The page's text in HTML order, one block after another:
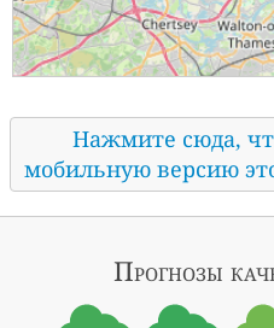
Нажмите сюда,
мобильную версию
Прогнозы